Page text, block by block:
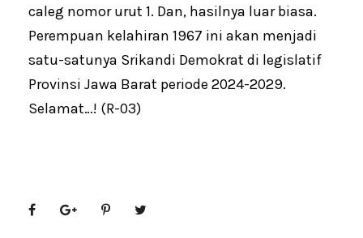
caleg nomor urut 1. Dan, hasilnya luar biasa.
Perempuan kelahiran 1967 ini akan menjadi
satu-satunya Srikandi Demokrat di legislatif
Provinsi Jawa Barat periode 2024-2029.
Selamat…! (R-03)